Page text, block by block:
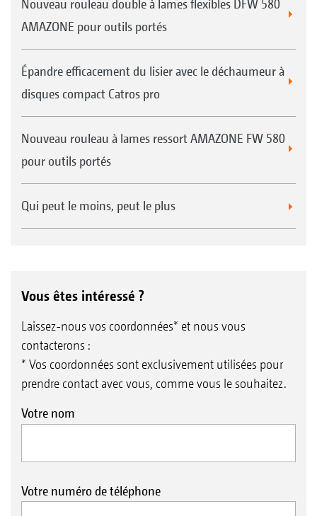
Nouveau rouleau double à lames flexibles DFW 580
AMAZONE pour outils portés
Épandre efficacement du lisier avec le déchaumeur à
disques compact Catros pro
Nouveau rouleau à lames ressort AMAZONE FW 580
pour outils portés
Qui peut le moins, peut le plus
Vous êtes intéressé ?
Laissez-nous vos coordonnées* et nous vous
contacterons :
* Vos coordonnées sont exclusivement utilisées pour
prendre contact avec vous, comme vous le souhaitez.
Votre nom
Votre numéro de téléphone